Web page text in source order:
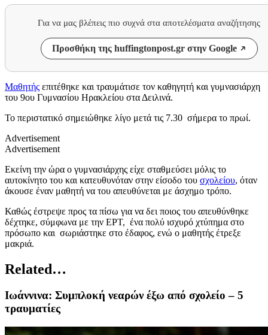
Για να μας βλέπεις πιο συχνά στα αποτελέσματα αναζήτησης
Προσθήκη της huffingtonpost.gr στην Google
Μαθητής επιτέθηκε και τραυμάτισε τον καθηγητή και γυμνασιάρχη
του 9ου Γυμνασίου Ηρακλείου στα Δειλινά.
Το περιστατικό σημειώθηκε λίγο μετά τις 7.30 σήμερα το πρωί.
Advertisement
Advertisement
Εκείνη την ώρα ο γυμνασιάρχης είχε σταθμεύσει μόλις το
αυτοκίνητο του και κατευθυνόταν στην είσοδο του σχολείου, όταν
άκουσε έναν μαθητή να του απευθύνεται με άσχημο τρόπο.
Καθώς έστρεψε προς τα πίσω για να δει ποιος του απευθύνθηκε
δέχτηκε, σύμφωνα με την ΕΡΤ, ένα πολύ ισχυρό χτύπημα στο
πρόσωπο και σωριάστηκε στο έδαφος, ενώ ο μαθητής έτρεξε
μακριά.
Related…
Ιωάννινα: Συμπλοκή νεαρών έξω από σχολείο – 5
τραυματίες